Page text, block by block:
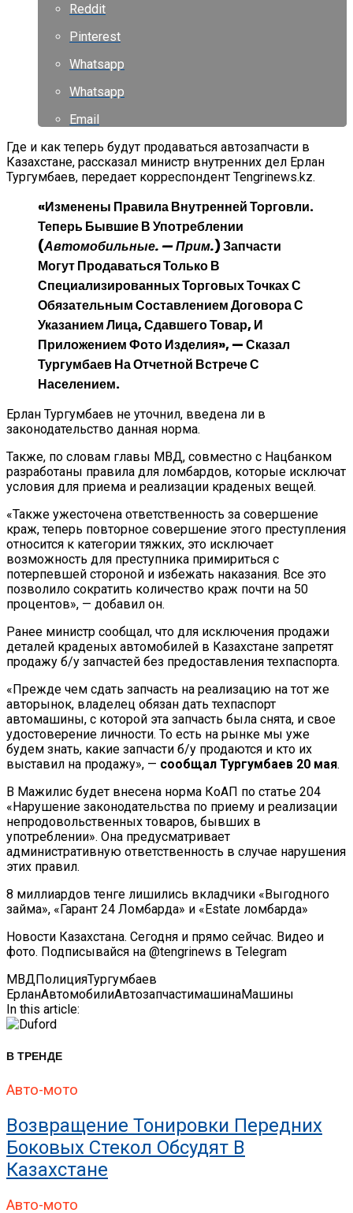
Reddit
Pinterest
Whatsapp
Whatsapp
Email
Где и как теперь будут продаваться автозапчасти в
Казахстане, рассказал министр внутренних дел Ерлан
Тургумбаев, передает корреспондент Tengrinews.kz.
«Изменены Правила Внутренней Торговли.
Теперь Бывшие В Употреблении
(Автомобильные. — Прим.) Запчасти
Могут Продаваться Только В
Специализированных Торговых Точках С
Обязательным Составлением Договора С
Указанием Лица, Сдавшего Товар, И
Приложением Фото Изделия», — Сказал
Тургумбаев На Отчетной Встрече С
Населением.
Ерлан Тургумбаев не уточнил, введена ли в
законодательство данная норма.
Также, по словам главы МВД, совместно с Нацбанком
разработаны правила для ломбардов, которые исключат
условия для приема и реализации краденых вещей.
«Также ужесточена ответственность за совершение
краж, теперь повторное совершение этого преступления
относится к категории тяжких, это исключает
возможность для преступника примириться с
потерпевшей стороной и избежать наказания. Все это
позволило сократить количество краж почти на 50
процентов», — добавил он.
Ранее министр сообщал, что для исключения продажи
деталей краденых автомобилей в Казахстане запретят
продажу б/у запчастей без предоставления техпаспорта.
«Прежде чем сдать запчасть на реализацию на тот же
авторынок, владелец обязан дать техпаспорт
автомашины, с которой эта запчасть была снята, и свое
удостоверение личности. То есть на рынке мы уже
будем знать, какие запчасти б/у продаются и кто их
выставил на продажу», — сообщал Тургумбаев 20 мая.
В Мажилис будет внесена норма КоАП по статье 204
«Нарушение законодательства по приему и реализации
непродовольственных товаров, бывших в
употреблении». Она предусматривает
административную ответственность в случае нарушения
этих правил.
8 миллиардов тенге лишились вкладчики «Выгодного
займа», «Гарант 24 Ломбарда» и «Estate ломбарда»
Новости Казахстана. Сегодня и прямо сейчас. Видео и
фото. Подписывайся на @tengrinews в Telegram
МВДПолицияТургумбаев
ЕрланАвтомобилиАвтозапчастимашинаМашины
In this article:
В ТРЕНДЕ
Авто-мото
Возвращение Тонировки Передних
Боковых Стекол Обсудят В
Казахстане
Авто-мото